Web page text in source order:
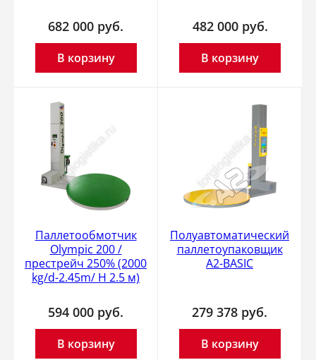
682 000 руб.
В корзину
482 000 руб.
В корзину
Паллетообмотчик
Olympic 200 /
престрейч 250% (2000
kg/d-2.45m/ H 2.5 м)
594 000 руб.
В корзину
Полуавтоматический
паллетоупаковщик
A2-BASIC
279 378 руб.
В корзину